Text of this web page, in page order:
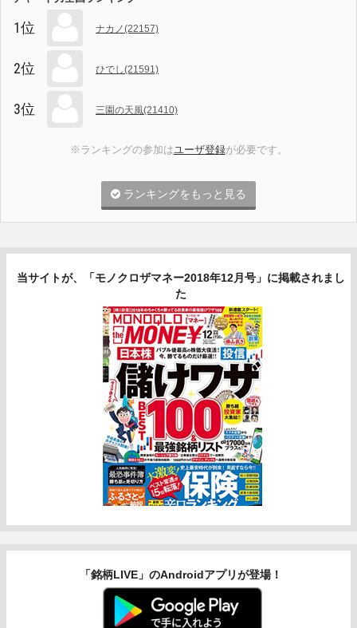
1位 ナカノ(22157)
2位 ひでし(21591)
3位 三園の天風(21410)
※ランキングの参加はユーザ登録が必要です。
ランキングをもっと見る
当サイトが、「モノクロザマネー2018年12月号」に掲載されまし
た
「銘柄LIVE」のAndroidアプリが登場！